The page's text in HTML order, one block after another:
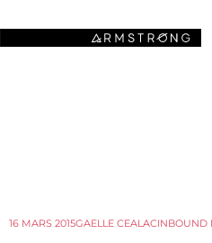
16 MARS 2015GAELLE CEALACINBOUND